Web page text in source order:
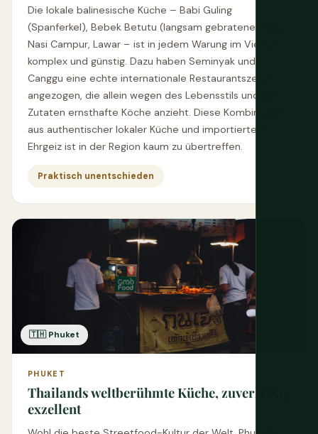
Die lokale balinesische Küche – Babi Guling
(Spanferkel), Bebek Betutu (langsam gebratene Ente),
Nasi Campur, Lawar – ist in jedem Warung im Viertel
komplex und günstig. Dazu haben Seminyak und
Canggu eine echte internationale Restaurantszene
angezogen, die allein wegen des Lebensstils und der
Zutaten ernsthafte Köche anzieht. Diese Kombination
aus authentischer lokaler Küche und importiertem
Ehrgeiz ist in der Region kaum zu übertreffen.
Praktisch unentschieden
🇹🇭 Phuket
PHUKET
Thailands weltberühmte Küche, zuverlässig
exzellent